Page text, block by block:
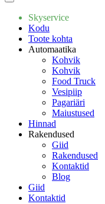
Skyservice
Kodu
Toote kohta
Automaatika
Kohvik
Kohvik
Food Truck
Vesipiip
Pagariäri
Maiustused
Hinnad
Rakendused
Giid
Rakendused
Kontaktid
Blog
Giid
Kontaktid